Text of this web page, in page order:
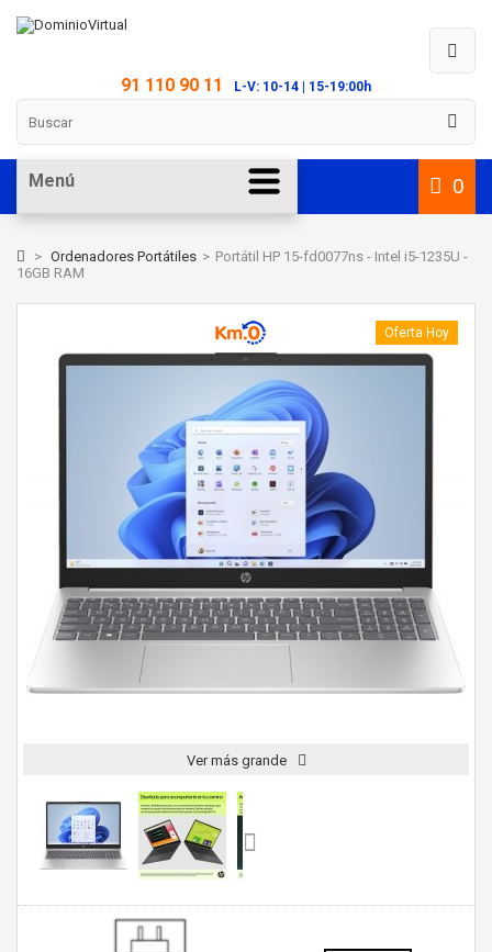
91 110 90 11 L-V: 10-14 | 15-19:00h
0
Menú
> Ordenadores Portátiles > Portátil HP 15-fd0077ns - Intel i5-1235U -
16GB RAM
Oferta Hoy
Ver más grande